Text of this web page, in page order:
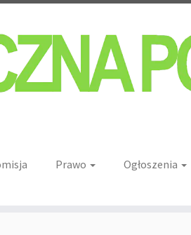
Prawo Ogłoszenia